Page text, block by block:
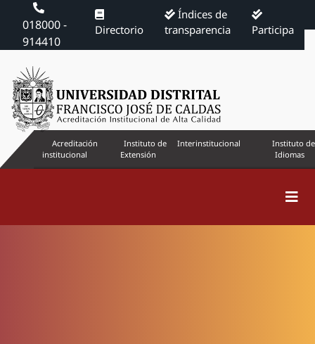
018000 -
914410
Directorio
Índices de
transparencia
Participa
Acreditación
institucional
Instituto de
Extensión
Interinstitucional
Instituto de
Idiomas